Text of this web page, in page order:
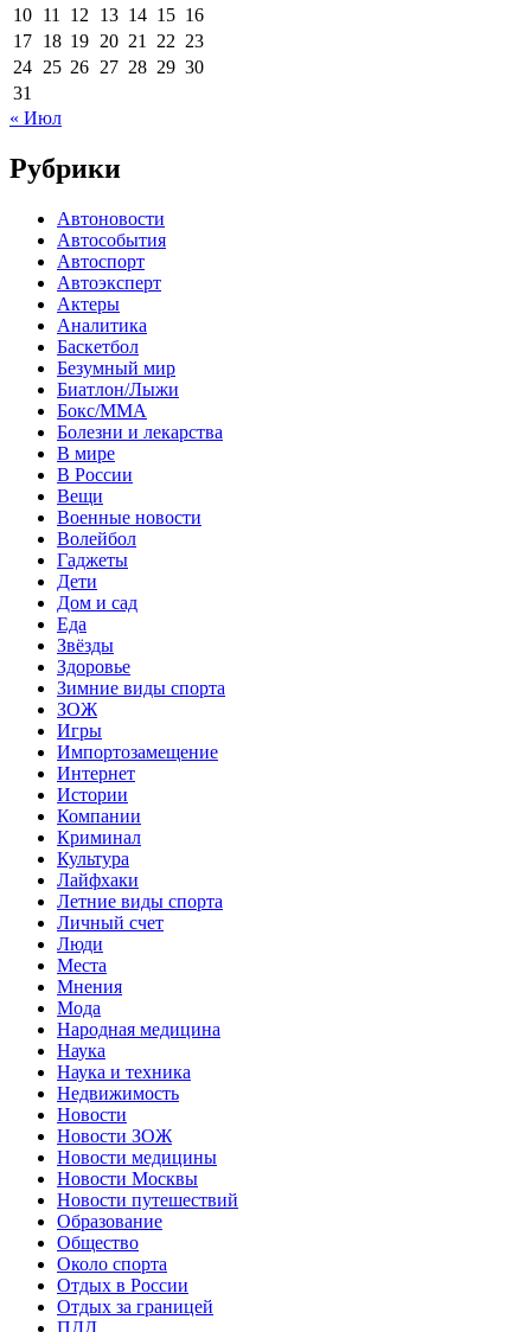
10 11 12 13 14 15 16
17 18 19 20 21 22 23
24 25 26 27 28 29 30
31
« Июл
Рубрики
Автоновости
Автособытия
Автоспорт
Автоэксперт
Актеры
Аналитика
Баскетбол
Безумный мир
Биатлон/Лыжи
Бокс/MMA
Болезни и лекарства
В мире
В России
Вещи
Военные новости
Волейбол
Гаджеты
Дети
Дом и сад
Еда
Звёзды
Здоровье
Зимние виды спорта
ЗОЖ
Игры
Импортозамещение
Интернет
Истории
Компании
Криминал
Культура
Лайфхаки
Летние виды спорта
Личный счет
Люди
Места
Мнения
Мода
Народная медицина
Наука
Наука и техника
Недвижимость
Новости
Новости ЗОЖ
Новости медицины
Новости Москвы
Новости путешествий
Образование
Общество
Около спорта
Отдых в России
Отдых за границей
ПДД